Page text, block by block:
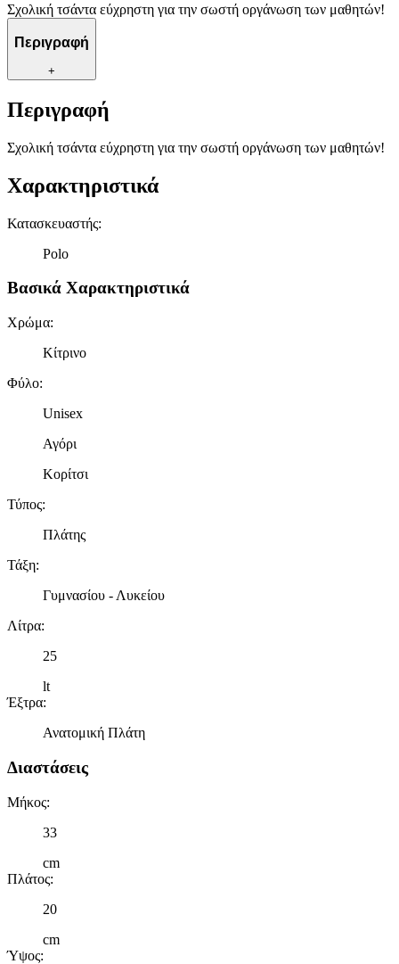
Σχολική τσάντα εύχρηστη για την σωστή οργάνωση των μαθητών!
Περιγραφή
+
Περιγραφή
Σχολική τσάντα εύχρηστη για την σωστή οργάνωση των μαθητών!
Χαρακτηριστικά
Κατασκευαστής:
Polo
Βασικά Χαρακτηριστικά
Χρώμα:
Κίτρινο
Φύλο:
Unisex
Αγόρι
Κορίτσι
Τύπος:
Πλάτης
Τάξη:
Γυμνασίου - Λυκείου
Λίτρα:
25
lt
Έξτρα:
Ανατομική Πλάτη
Διαστάσεις
Μήκος:
33
cm
Πλάτος:
20
cm
Ύψος: